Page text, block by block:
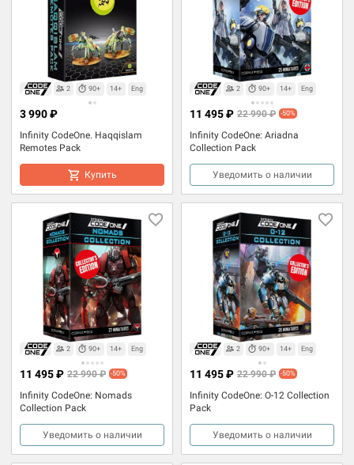
2 90+ 14+ Eng
Infinity CodeOne. Haqqislam
Remotes Pack
3 990 ₽
Купить
2 90+ 14+ Eng
Infinity CodeOne: Ariadna
Collection Pack
11 495 ₽ 22 990 ₽ -50%
Уведомить о наличии
2 90+ 14+ Eng
Infinity CodeOne: Nomads
Collection Pack
11 495 ₽ 22 990 ₽ -50%
Уведомить о наличии
2 90+ 14+ Eng
Infinity CodeOne: O-12 Collection
Pack
11 495 ₽ 22 990 ₽ -50%
Уведомить о наличии